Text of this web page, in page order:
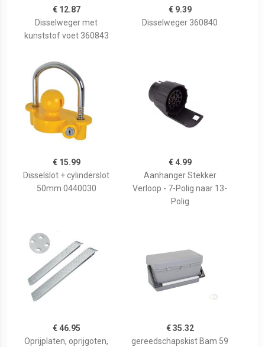
€ 12.87
Disselweger met
kunststof voet 360843
€ 9.39
Disselweger 360840
€ 15.99
Disselslot + cylinderslot
50mm 0440030
€ 4.99
Aanhanger Stekker
Verloop - 7-Polig naar 13-
Polig
€ 46.95
Oprijplaten, oprijgoten,
€ 35.32
gereedschapskist Bam 59